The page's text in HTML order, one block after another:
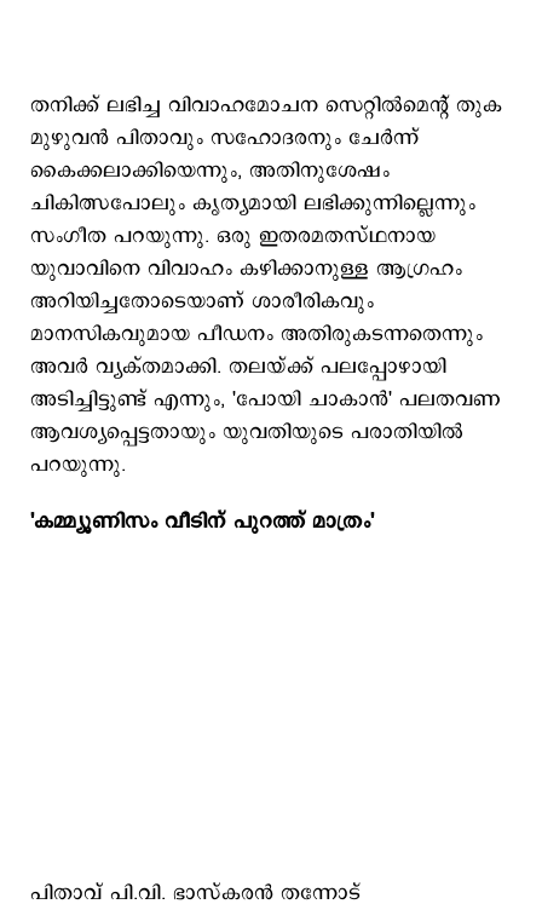
തനിക്ക് ലഭിച്ച വിവാഹമോചന സെറ്റിൽമെന്റ് തുക
മുഴുവൻ പിതാവും സഹോദരനും ചേർന്ന്
കൈക്കലാക്കിയെന്നും, അതിനുശേഷം
ചികിത്സപോലും കൃത്യമായി ലഭിക്കുന്നില്ലെന്നും
സംഗീത പറയുന്നു. ഒരു ഇതരമതസ്ഥനായ
യുവാവിനെ വിവാഹം കഴിക്കാനുള്ള ആഗ്രഹം
അറിയിച്ചതോടെയാണ് ശാരീരികവും
മാനസികവുമായ പീഡനം അതിരുകടന്നതെന്നും
അവർ വ്യക്തമാക്കി. തലയ്ക്ക് പലപ്പോഴായി
അടിച്ചിട്ടുണ്ട് എന്നും, 'പോയി ചാകാൻ' പലതവണ
ആവശ്യപ്പെട്ടതായും യുവതിയുടെ പരാതിയിൽ
പറയുന്നു.
'കമ്മ്യൂണിസം വീടിന് പുറത്ത് മാത്രം'
പിതാവ് പി.വി. ഭാസ്കരൻ തന്നോട്